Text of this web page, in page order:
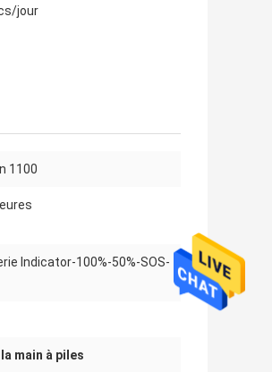
jour
1100
Indicator-100%-50%-SOS-
main à piles